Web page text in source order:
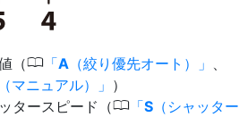
（0 A （絞り優先オート）
（マニュアル）
）
タースピード（0 S （シャッター